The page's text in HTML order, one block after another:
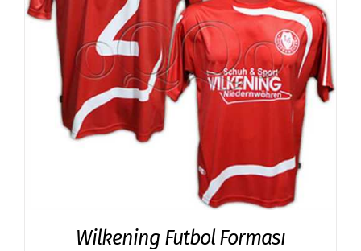
Wilkening Futbol Forması